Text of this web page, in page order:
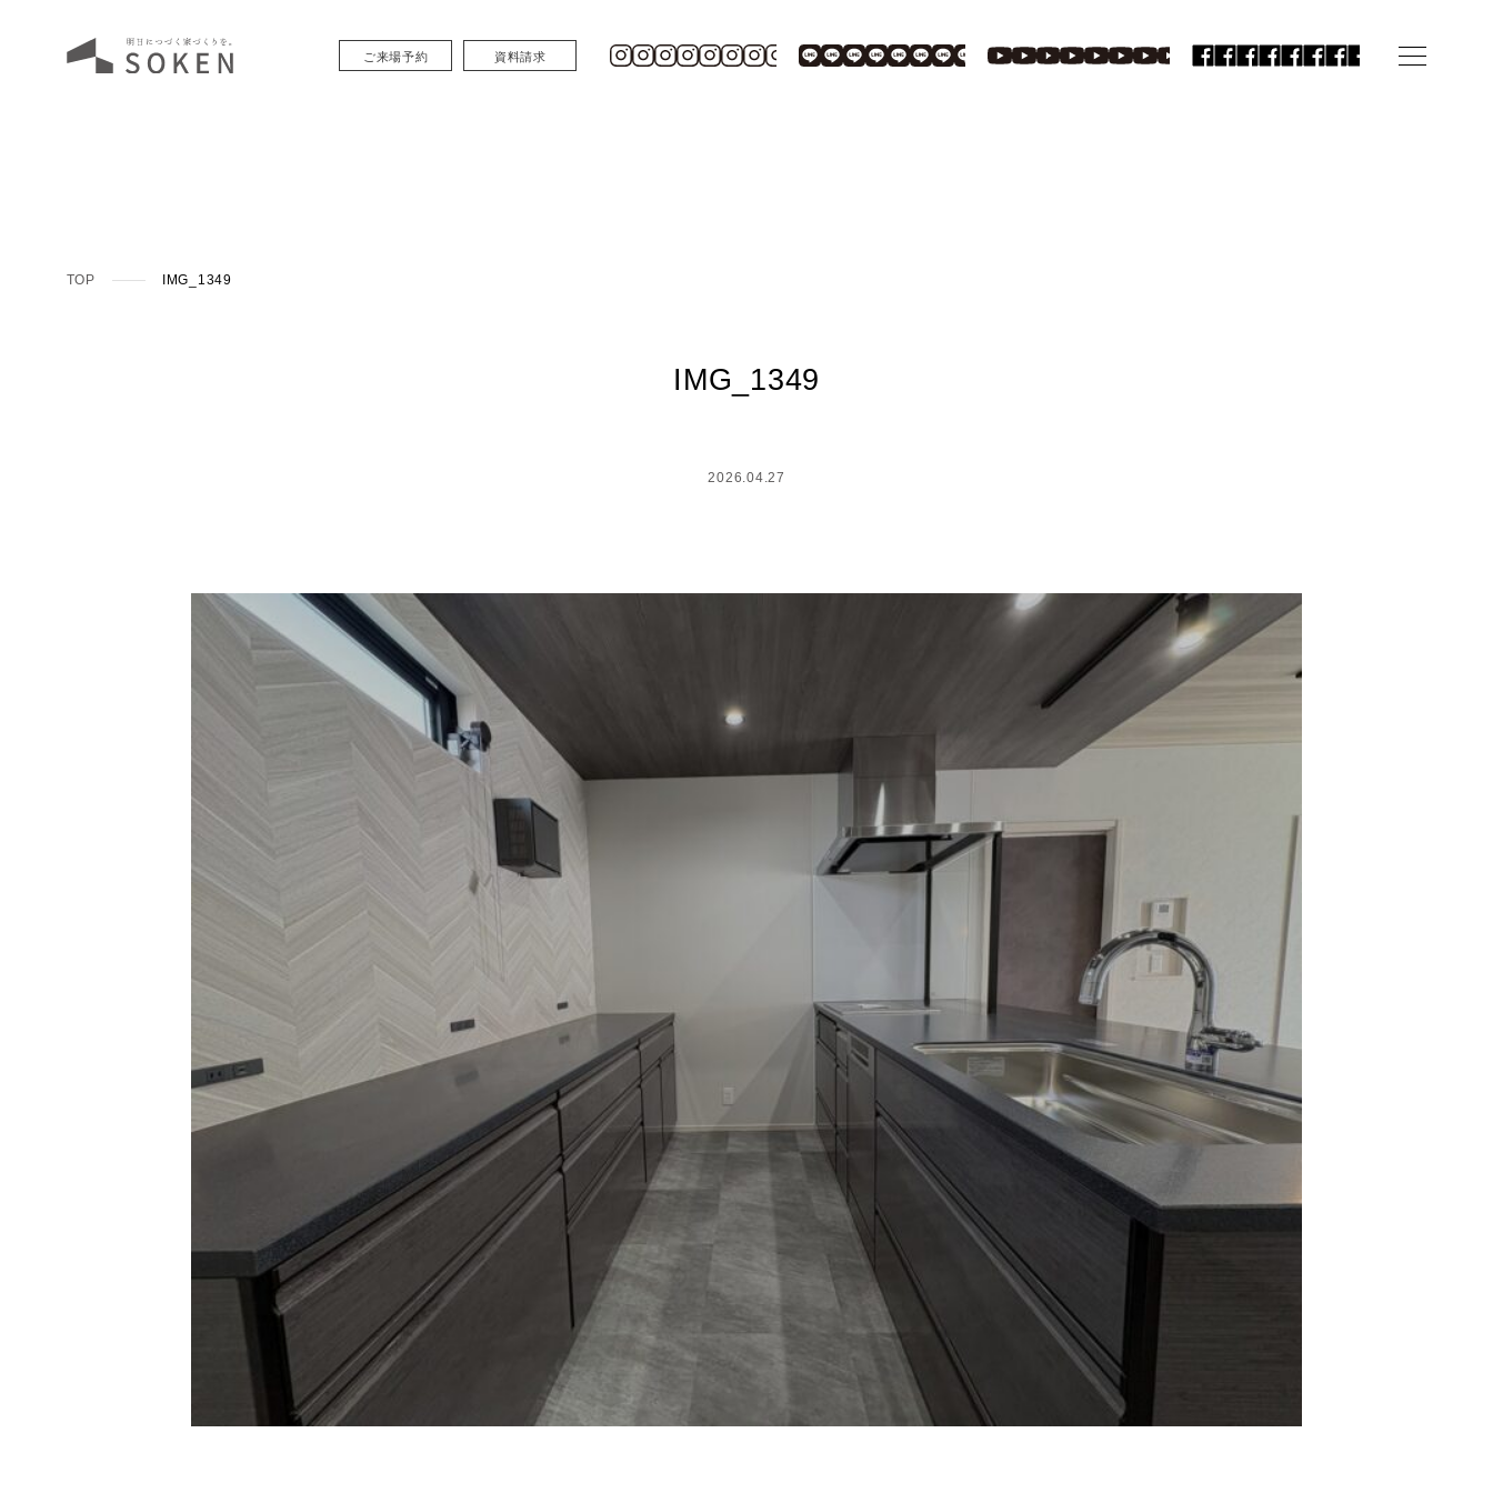
ご来場予約 資料請求
TOP IMG_1349
IMG_1349
2026.04.27